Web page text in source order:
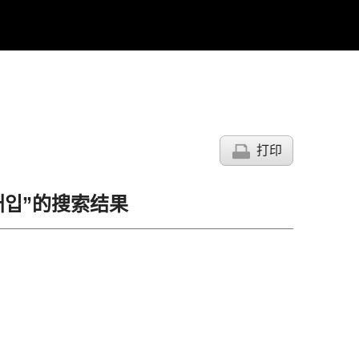
打印
입”的搜索结果